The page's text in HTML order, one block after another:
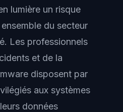
lumière un risque
du secteur
Les professionnels
et de la
disposent par
aux systèmes
données